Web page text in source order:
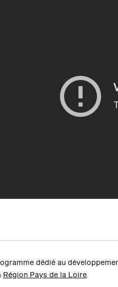
dédié au
Région Pays de la Loire.